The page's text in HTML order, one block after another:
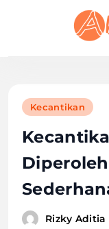
Kecantikan
Rizky Aditia